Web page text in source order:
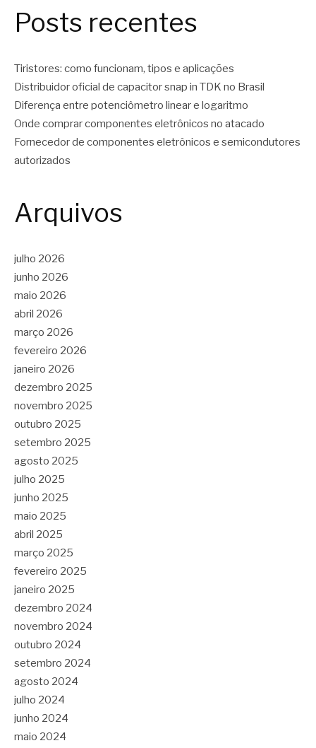
Posts recentes
Tiristores: como funcionam, tipos e aplicações
Distribuidor oficial de capacitor snap in TDK no Brasil
Diferença entre potenciômetro linear e logaritmo
Onde comprar componentes eletrônicos no atacado
Fornecedor de componentes eletrônicos e semicondutores
autorizados
Arquivos
julho 2026
junho 2026
maio 2026
abril 2026
março 2026
fevereiro 2026
janeiro 2026
dezembro 2025
novembro 2025
outubro 2025
setembro 2025
agosto 2025
julho 2025
junho 2025
maio 2025
abril 2025
março 2025
fevereiro 2025
janeiro 2025
dezembro 2024
novembro 2024
outubro 2024
setembro 2024
agosto 2024
julho 2024
junho 2024
maio 2024